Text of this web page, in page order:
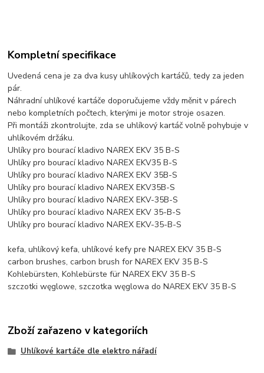
Kompletní specifikace
Uvedená cena je za dva kusy uhlíkových kartáčů, tedy za jeden
pár.
Náhradní uhlíkové kartáče doporučujeme vždy měnit v párech
nebo kompletních počtech, kterými je motor stroje osazen.
Při montáži zkontrolujte, zda se uhlíkový kartáč volně pohybuje v
uhlíkovém držáku.
Uhlíky pro bourací kladivo NAREX EKV 35 B-S
Uhlíky pro bourací kladivo NAREX EKV35 B-S
Uhlíky pro bourací kladivo NAREX EKV 35B-S
Uhlíky pro bourací kladivo NAREX EKV35B-S
Uhlíky pro bourací kladivo NAREX EKV-35B-S
Uhlíky pro bourací kladivo NAREX EKV 35-B-S
Uhlíky pro bourací kladivo NAREX EKV-35-B-S
kefa, uhlíkový kefa, uhlíkové kefy pre NAREX EKV 35 B-S
carbon brushes, carbon brush for NAREX EKV 35 B-S
Kohlebürsten, Kohlebürste für NAREX EKV 35 B-S
szczotki węglowe, szczotka węglowa do NAREX EKV 35 B-S
Zboží zařazeno v kategoriích
Uhlíkové kartáče dle elektro nářadí